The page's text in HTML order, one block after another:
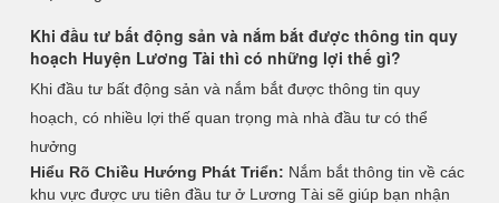
Khi đầu tư bất động sản và nắm bắt được thông tin quy
hoạch Huyện Lương Tài thì có những lợi thế gì?
Khi đầu tư bất động sản và nắm bắt được thông tin quy
hoạch, có nhiều lợi thế quan trọng mà nhà đầu tư có thể
hưởng
Hiểu Rõ Chiều Hướng Phát Triển: Nắm bắt thông tin về các
khu vực được ưu tiên đầu tư ở Lương Tài sẽ giúp bạn nhận